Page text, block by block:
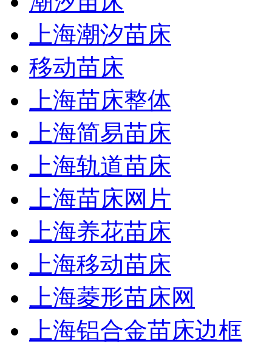
上海潮汐苗床
移动苗床
上海苗床整体
上海简易苗床
上海轨道苗床
上海苗床网片
上海养花苗床
上海移动苗床
上海菱形苗床网
上海铝合金苗床边框